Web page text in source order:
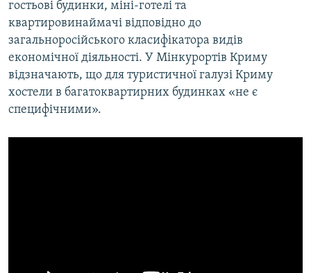
гостьові будинки, міні-готелі та
квартировинаймачі відповідно до
загальноросійського класифікатора видів
економічної діяльності. У Мінкурортів Криму
відзначають, що для туристичної галузі Криму
хостели в багатоквартирних будинках «не є
специфічними».